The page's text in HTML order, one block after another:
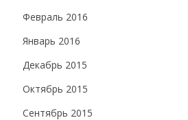
Февраль 2016
Январь 2016
Декабрь 2015
Октябрь 2015
Сентябрь 2015